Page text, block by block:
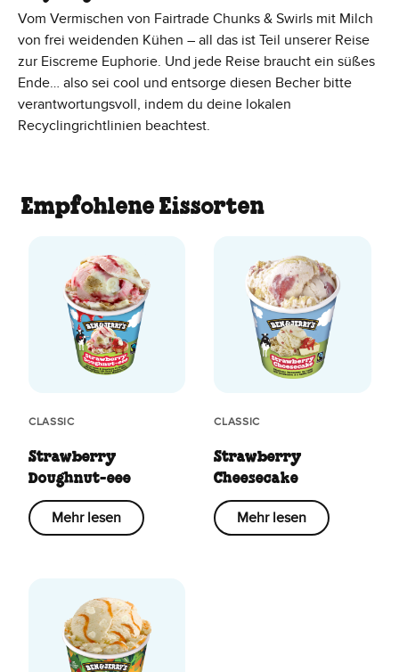
Vom Vermischen von Fairtrade Chunks & Swirls mit Milch
von frei weidenden Kühen – all das ist Teil unserer Reise
zur Eiscreme Euphorie. Und jede Reise braucht ein süßes
Ende… also sei cool und entsorge diesen Becher bitte
verantwortungsvoll, indem du deine lokalen
Recyclingrichtlinien beachtest.
Empfohlene Eissorten
CLASSIC
Strawberry
Doughnut-eee
Mehr lesen
CLASSIC
Strawberry
Cheesecake
Mehr lesen